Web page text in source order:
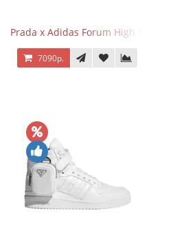
Prada x Adidas Forum High Triple Black
7090р.